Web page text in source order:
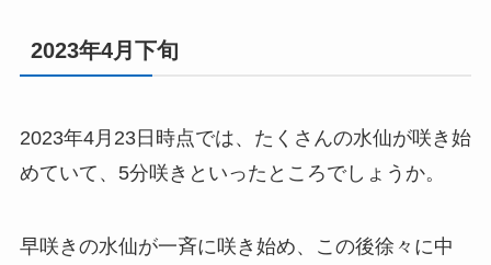
2023年4月下旬
2023年4月23日時点では、たくさんの水仙が咲き始
めていて、5分咲きといったところでしょうか。
早咲きの水仙が一斉に咲き始め、この後徐々に中